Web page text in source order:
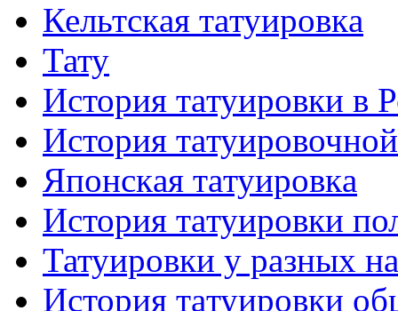
Кельтскaя тaтуировкa
Тату
История тaтуировки в
История
Японскaя тaтуировкa
История тaтуировки
Татуировки у разных
История тaтуировки